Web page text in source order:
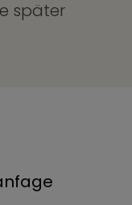
später